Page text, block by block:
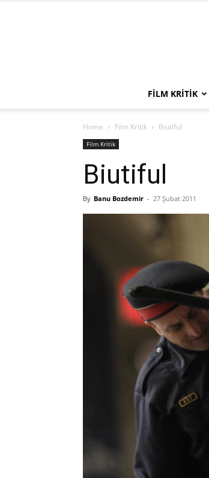
FILM KRITIK
Home Film Kritik Biutiful
Film Kritik
Biutiful
By Banu Bozdemir - 27 Şubat 2011